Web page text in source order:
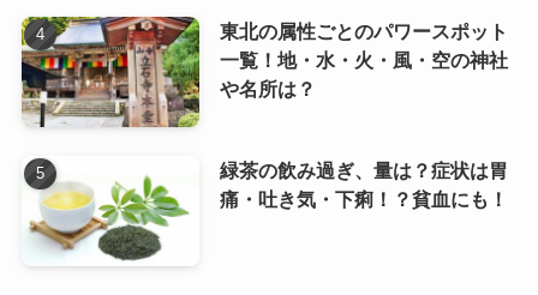
東北の属性ごとのパワースポット
一覧！地・水・火・風・空の神社
や名所は？
緑茶の飲み過ぎ、量は？症状は胃
痛・吐き気・下痢！？貧血にも！